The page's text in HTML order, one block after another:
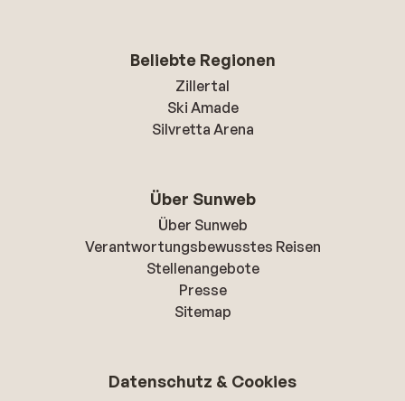
Beliebte Regionen
Zillertal
Ski Amade
Silvretta Arena
Über Sunweb
Über Sunweb
Verantwortungsbewusstes Reisen
Stellenangebote
Presse
Sitemap
Datenschutz & Cookies